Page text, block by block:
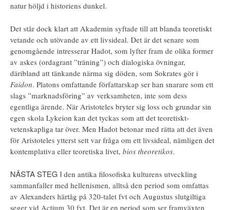
natur höljd i historiens dunkel.
Det står dock klart att Akademin syftade till att blanda teoretiskt
vetande och utövande av ett livsideal. Det är det senare som
genomgående intresserar Hadot, som lyfter fram de olika former
av askes (ordagrant ”träning”) och dialogiska övningar,
däribland att tänkande närma sig döden, som Sokrates gör i
Faidon. Platons omfattande författarskap ser han snarare som ett
slags ”marknadsföring” av verksamheten, inte som dess
egentliga ärende. När Aristoteles bryter sig loss och grundar sin
egen skola Lykeion kan det tyckas som att det teoretiskt-
vetenskapliga tar över. Men Hadot betonar med rätta att det även
för Aristoteles ytterst sett var fråga om ett livsideal, nämligen det
kontemplativa eller teoretiska livet, bios theoretikos.
NÄSTA STEG I den antika filosofiska kulturens utveckling
sammanfaller med hellenismen, alltså den period som omfattas
av Alexanders härtåg på 320-talet fvt och Augustus slutgiltiga
seger vid Actium 30 fvt. Det är en period som ser framväxten